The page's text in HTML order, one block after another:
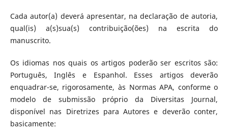
Cada autor(a) deverá apresentar, na declaração de autoria,
qual(is) a(s)sua(s) contribuição(ões) na escrita do
manuscrito.
Os idiomas nos quais os artigos poderão ser escritos são:
Português, Inglês e Espanhol. Esses artigos deverão
enquadrar-se, rigorosamente, às Normas APA, conforme o
modelo de submissão próprio da Diversitas Journal,
disponível nas Diretrizes para Autores e deverão conter,
basicamente: